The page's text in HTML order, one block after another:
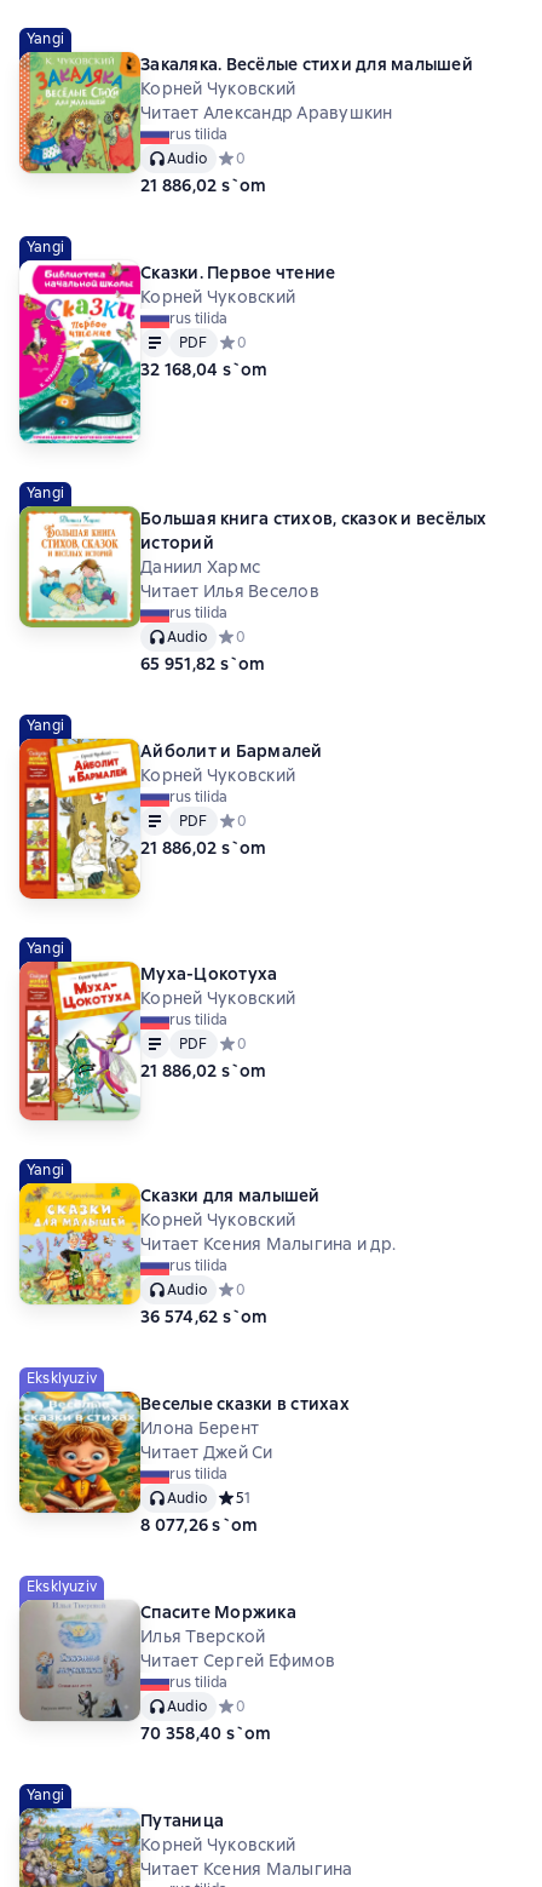
Yangi
Закаляка. Весёлые стихи для малышей
Корней Чуковский
Читает Александр Аравушкин
rus tilida
Audio
Средний рейтинг 0 на основе 0 оценок
0
21 886,02 s`om
Yangi
Сказки. Первое чтение
Корней Чуковский
rus tilida
Matn
PDF
PDF Средний рейтинг 0 на основе 0 оценок
0
32 168,04 s`om
Yangi
Большая книга стихов, сказок и весёлых
историй
Даниил Хармс
Читает Илья Веселов
rus tilida
Audio
Средний рейтинг 0 на основе 0 оценок
0
65 951,82 s`om
Yangi
Айболит и Бармалей
Корней Чуковский
rus tilida
Matn
PDF
PDF Средний рейтинг 0 на основе 0 оценок
0
21 886,02 s`om
Yangi
Муха-Цокотуха
Корней Чуковский
rus tilida
Matn
PDF
PDF Средний рейтинг 0 на основе 0 оценок
0
21 886,02 s`om
Yangi
Сказки для малышей
Корней Чуковский
Читает Ксения Малыгина и др.
rus tilida
Audio
Средний рейтинг 0 на основе 0 оценок
0
36 574,62 s`om
Eksklyuziv
Веселые сказки в стихах
Илона Берент
Читает Джей Си
rus tilida
Audio
Средний рейтинг 5 на основе 1 оценок
51
8 077,26 s`om
Eksklyuziv
Спасите Моржика
Илья Тверской
Читает Сергей Ефимов
rus tilida
Audio
Средний рейтинг 0 на основе 0 оценок
0
70 358,40 s`om
Yangi
Путаница
Корней Чуковский
Читает Ксения Малыгина